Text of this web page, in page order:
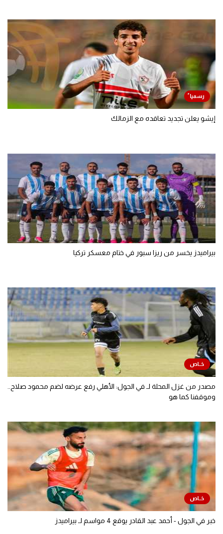
إيشو يعلن تجديد تعاقده مع الزمالك
بيراميدز يخسر من ريزا سبور في ختام معسكر تركيا
مصدر من غزل المحلة لـ في الجول: الأهلي رفع عرضه لضم محمود صلاح..
وموقفنا كما هو
خبر في الجول - أحمد عبد القادر يوقع 4 مواسم لـ بيراميدز